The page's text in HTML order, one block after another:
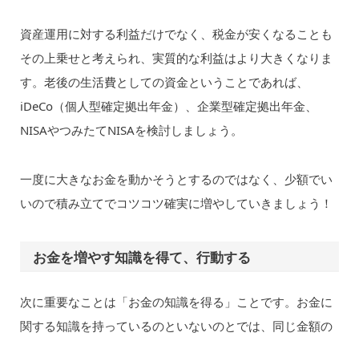
資産運用に対する利益だけでなく、税金が安くなることも
その上乗せと考えられ、実質的な利益はより大きくなりま
す。老後の生活費としての資金ということであれば、
iDeCo（個人型確定拠出年金）、企業型確定拠出年金、
NISAやつみたてNISAを検討しましょう。
一度に大きなお金を動かそうとするのではなく、少額でい
いので積み立てでコツコツ確実に増やしていきましょう！
お金を増やす知識を得て、行動する
次に重要なことは「お金の知識を得る」ことです。お金に
関する知識を持っているのといないのとでは、同じ金額の